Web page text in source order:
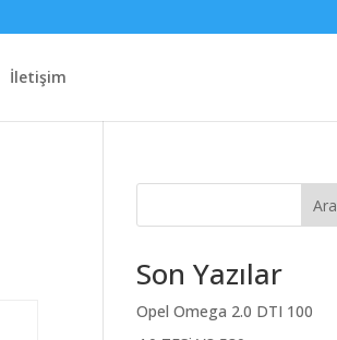
İletişim
Ara
Son Yazılar
Opel Omega 2.0 DTI 100